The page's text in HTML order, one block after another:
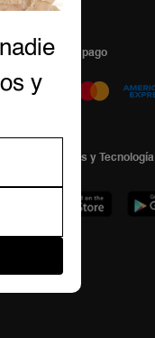
Formas de pago
Plataformas y Tecnología
y